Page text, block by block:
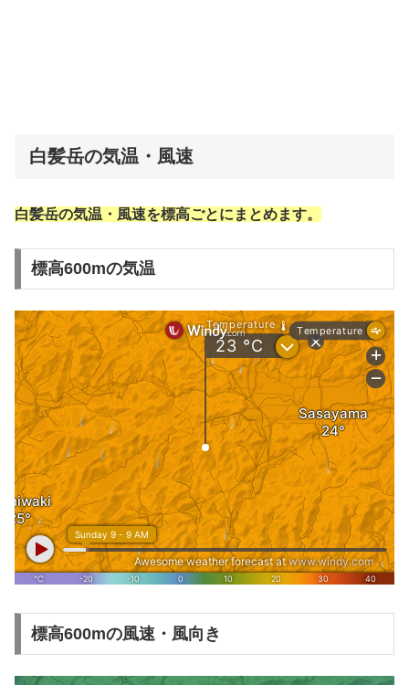
白髪岳の気温・風速
白髪岳の気温・風速を標高ごとにまとめます。
標高600mの気温
標高600mの風速・風向き